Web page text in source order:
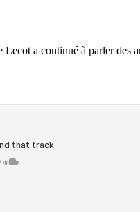
a continué à parler des